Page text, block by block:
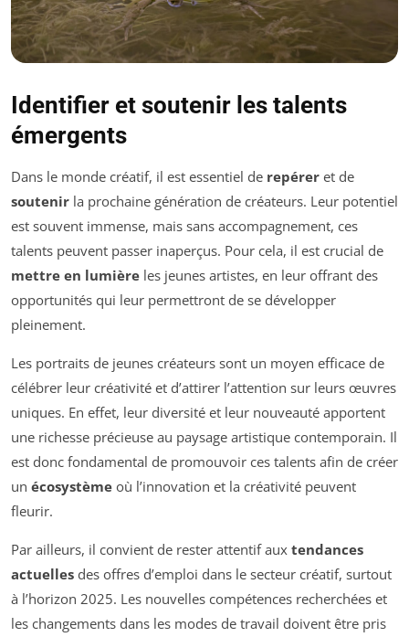
Identifier et soutenir les talents
émergents
Dans le monde créatif, il est essentiel de repérer et de
soutenir la prochaine génération de créateurs. Leur potentiel
est souvent immense, mais sans accompagnement, ces
talents peuvent passer inaperçus. Pour cela, il est crucial de
mettre en lumière les jeunes artistes, en leur offrant des
opportunités qui leur permettront de se développer
pleinement.
Les portraits de jeunes créateurs sont un moyen efficace de
célébrer leur créativité et d’attirer l’attention sur leurs œuvres
uniques. En effet, leur diversité et leur nouveauté apportent
une richesse précieuse au paysage artistique contemporain. Il
est donc fondamental de promouvoir ces talents afin de créer
un écosystème où l’innovation et la créativité peuvent
fleurir.
Par ailleurs, il convient de rester attentif aux tendances
actuelles des offres d’emploi dans le secteur créatif, surtout
à l’horizon 2025. Les nouvelles compétences recherchées et
les changements dans les modes de travail doivent être pris